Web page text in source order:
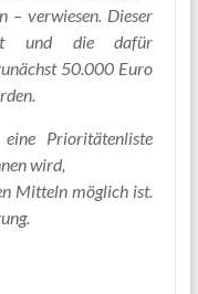
– verwiesen. Dieser
und die dafür
50.000 Euro
Prioritätenliste
wird,
Mitteln möglich ist.